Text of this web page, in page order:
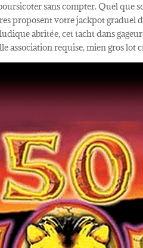
sans compter. Quel que
proposent votre jackpot graduel
abritée, cet tacht dans
association requise, mien gros lot